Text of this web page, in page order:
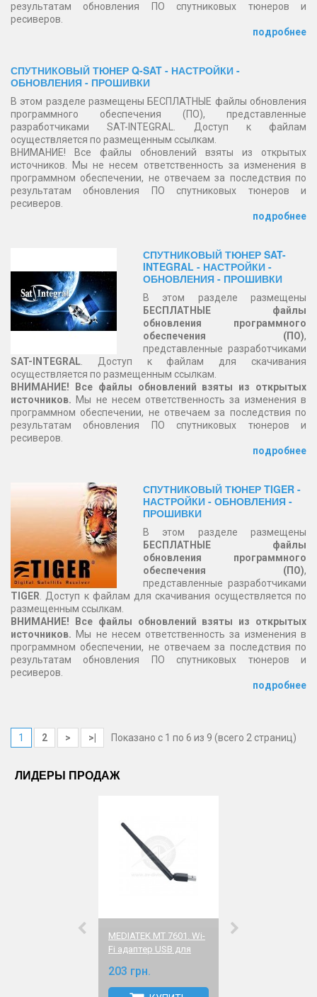
результатам обновления ПО спутниковых тюнеров и
ресиверов.
подробнее
СПУТНИКОВЫЙ ТЮНЕР Q-SAT - НАСТРОЙКИ -
ОБНОВЛЕНИЯ - ПРОШИВКИ
В этом разделе размещены БЕСПЛАТНЫЕ файлы обновления
программного обеспечения (ПО), представленные
разработчиками SAT-INTEGRAL. Доступ к файлам
осуществляется по размещенным ссылкам.
ВНИМАНИЕ! Все файлы обновлений взяты из открытых
источников. Мы не несем ответственность за изменения в
программном обеспечении, не отвечаем за последствия по
результатам обновления ПО спутниковых тюнеров и
ресиверов.
подробнее
СПУТНИКОВЫЙ ТЮНЕР SAT-
INTEGRAL - НАСТРОЙКИ -
ОБНОВЛЕНИЯ - ПРОШИВКИ
В этом разделе размещены
БЕСПЛАТНЫЕ файлы
обновления программного
обеспечения (ПО),
представленные разработчиками
SAT-INTEGRAL . Доступ к файлам для скачивания
осуществляется по размещенным ссылкам.
ВНИМАНИЕ! Все файлы обновлений взяты из открытых
источников. Мы не несем ответственность за изменения в
программном обеспечении, не отвечаем за последствия по
результатам обновления ПО спутниковых тюнеров и
ресиверов.
подробнее
СПУТНИКОВЫЙ ТЮНЕР TIGER -
НАСТРОЙКИ - ОБНОВЛЕНИЯ -
ПРОШИВКИ
В этом разделе размещены
БЕСПЛАТНЫЕ файлы
обновления программного
обеспечения (ПО),
представленные разработчиками
TIGER . Доступ к файлам для скачивания осуществляется по
размещенным ссылкам.
ВНИМАНИЕ! Все файлы обновлений взяты из открытых
источников. Мы не несем ответственность за изменения в
программном обеспечении, не отвечаем за последствия по
результатам обновления ПО спутниковых тюнеров и
ресиверов.
подробнее
1 2 > >| Показано с 1 по 6 из 9 (всего 2 страниц)
ЛИДЕРЫ ПРОДАЖ
MEDIATEK MT 7601. Wi-
Fi адаптер USB для
спутникового тюнера
с Интернет сетью
203 грн.